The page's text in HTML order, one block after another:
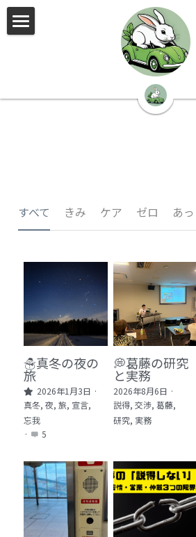
🌳株式会社 kibi🦉（トップ）
📰kibi log（ブログ）
🏢会社概要・プライバシーポリ
📸Who am I?（プロフィー
🏙️社員が防ぐ不正と犯罪
🙌自傷・他害・パニックは防
🏫社会福祉法人ぐらんま
🛒Learn More!（商品）
❓FAQ
📮ASK（無料読者登録 or 無料
📚 100冊の「本は飲み物」
1 クレーム・犯罪・説得交
ログイン/ 登録
検索
すべて きみ ケア ゼロ あ
☃️真冬の夜の
旅
2026年1月3日 ·
真冬, 夜, 旅, 宣言,
忘我
·
5
💭葛藤の研究
と実務
2026年8月6日 ·
説得, 交渉, 葛藤,
研究, 実務
ストアカテゴリ
すべてのカテゴリー
ブログカテゴリ